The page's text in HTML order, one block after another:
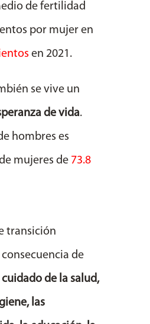
de fertilidad
por mujer en
en 2021.
se vive un
de vida.
hombres es
mujeres de 73.8
transición
de
cuidado de la salud,
las